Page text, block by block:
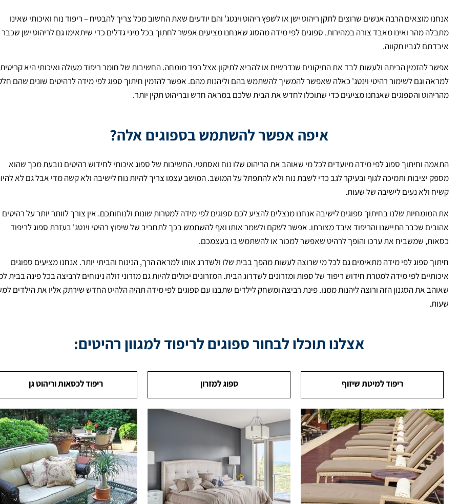
אנחנו מוצאים הרבה אנשים שרוצים לתקן ריהוט ישן או לשפץ ריהוט וינטג' והם יודעים שאת החשוב מכל צריך להבטיח – ריפוד נוח ואיכותי שאינו
מתבלה מהר ואינו מאבד צורה במהירות. ספוגים לפי מידה מהסוג שאנחנו מציעים אפשר לחתוך בכל מיני גדלים כדי שיתאימו גם לריהוט ישן שכבר
איבדתם לגביו תקווה.
אפשר להזמין הביתה ולעשות לבד את התיקונים שנדרשים או להביא לתיקון אצל רפד מומחה. החשיבות של חומר ריפוד מעולה ואיכותי היא
למראה וגם לשימור רהיטי וינטג' כאלה שאפשר להמשיך להשתמש בהם וליהנות מהם. אפשר להזמין חיתוך ספוג לפי מידה לרהיטים שונים שהם
מהריהוט והספוגים שאנחנו מציעים כדי שתוכלו לחדש את הבית שלכם במראה חדש ובריהוט תקין יותר.
איפה אפשר להשתמש בספוגים אלה?
התאמה וחיתוך ספוג לפי מידה מיועדים לכל מי שאוהב את הריהוט שלו נוח ואסתטי. החשיבות של ספוג איכותי לחידוש רהיטים נובעת מכך שהוא
מספק יציבות ותמיכה לגוף ובעיקר לגב כדי לשבת נוח ולא להתפתל על המושב. המושב עצמו צריך להיות נוח לישיבה ולא קשה מדי אבל גם לא
קשיח ולא נעים לישיבה של שעות.
את המומחיות שלנו בחיתוך ספוגים לישיבה אנחנו מנצלים להציע לכם ספוגים לפי מידה למטרות שונות ולנוחותכם. אין צורך לוותר יותר על רהיטים
אהובים שכבר התיישנו והריפוד איבד מצורתו. אפשר לשקם ולשמר אותו ואף להשתמש בכך לתחביב של שיפוץ רהיטי וינטג' בעזרת ספוג לריפוד
כסאות, שמשביח את ערכו והופך לרהיט שאפשר למכור או להשתמש בו בעצמכם.
חיתוך ספוג לפי מידה מתאימים גם לכל מי שרוצה לעשות מהפך בבית שלו ולשדרג אותו למראה הרך, הנינוח והביתי יותר. אנחנו מציעים ספוגים
איכותיים לפי מידה למטרת חידוש ריפוד של ספות ומזרונים לשדרוג הבית. המזרונים יכולים להיות גם מזרוני זולה נינוחים לרביצה בכל פינה בבית
שאוהב את הסגנון הזה ורוצה ליהנות ממנו. פינת רביצה ומשחק לילדים שתבנו עם ספוגים לפי מידה תהיה הלהיט החדש שירתק אליו את הילדים
שעות.
אצלנו תוכלו לבחור ספוגים לריפוד למגוון רהיטים:
ריפוד למיטת שיזוף ספוג למזרון ריפוד לכסאות וריהוט גן